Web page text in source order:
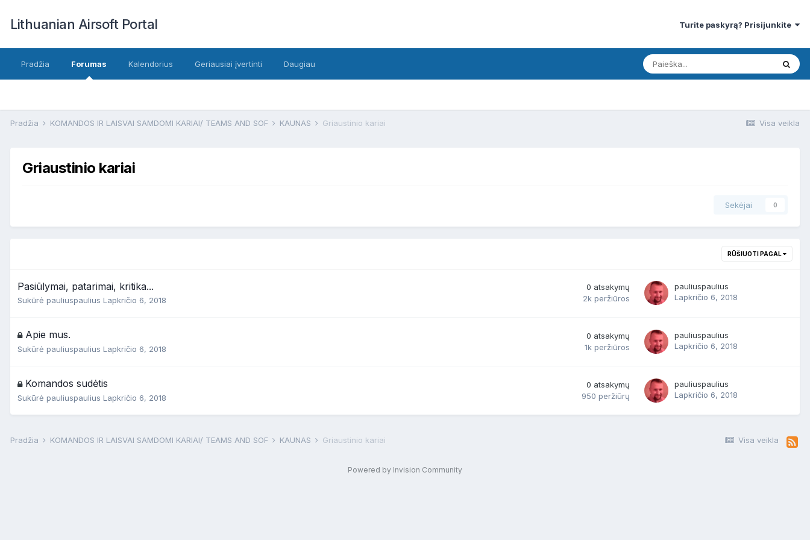
Lithuanian Airsoft Portal Turite paskyrą? Prisijunkite
Pradžia Forumas Kalendorius Geriausiai įvertinti Daugiau
Visa veikla
Pradžia KOMANDOS IR LAISVAI SAMDOMI KARIAI/ TEAMS AND SOF KAUNAS Griaustinio kariai
Griaustinio kariai
Sekėjai 0
RŪŠIUOTI PAGAL
Pasiūlymai, patarimai, kritika...
Sukūrė pauliuspaulius Lapkričio 6, 2018
0 atsakymų
2k peržiūros
pauliuspaulius
Lapkričio 6, 2018
Apie mus.
Sukūrė pauliuspaulius Lapkričio 6, 2018
0 atsakymų
1k peržiūros
pauliuspaulius
Lapkričio 6, 2018
Komandos sudėtis
Sukūrė pauliuspaulius Lapkričio 6, 2018
0 atsakymų
950 peržiūrų
pauliuspaulius
Lapkričio 6, 2018
Visa veikla
Pradžia KOMANDOS IR LAISVAI SAMDOMI KARIAI/ TEAMS AND SOF KAUNAS Griaustinio kariai
Powered by Invision Community